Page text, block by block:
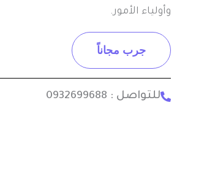
وأولياء الأمور.
جرب مجاناً
للتواصل : 0932699688